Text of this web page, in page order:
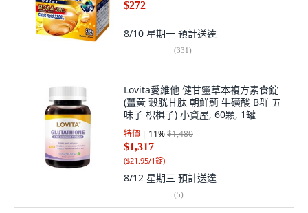
$272
8/10 星期一 預計送達
(331)
Lovita愛維他 健甘靈草本複方素食錠
(薑黃 穀胱甘肽 朝鮮薊 牛磺酸 B群 五
味子 枳椇子) 小資屋, 60顆, 1罐
特價 11%$1,480
$1,317
($21.95/1錠)
8/12 星期三 預計送達
(5)